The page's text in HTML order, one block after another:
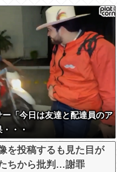
「今日は友達と配達員のア
・・
を投稿するも見た目が
ちから批判…謝罪